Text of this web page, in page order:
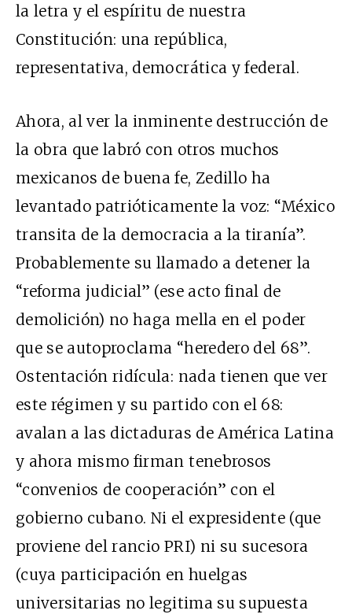
la letra y el espíritu de nuestra
Constitución: una república,
representativa, democrática y federal.
Ahora, al ver la inminente destrucción de
la obra que labró con otros muchos
mexicanos de buena fe, Zedillo ha
levantado patrióticamente la voz: “México
transita de la democracia a la tiranía”.
Probablemente su llamado a detener la
“reforma judicial” (ese acto final de
demolición) no haga mella en el poder
que se autoproclama “heredero del 68”.
Ostentación ridícula: nada tienen que ver
este régimen y su partido con el 68:
avalan a las dictaduras de América Latina
y ahora mismo firman tenebrosos
“convenios de cooperación” con el
gobierno cubano. Ni el expresidente (que
proviene del rancio PRI) ni su sucesora
(cuya participación en huelgas
universitarias no legitima su supuesta